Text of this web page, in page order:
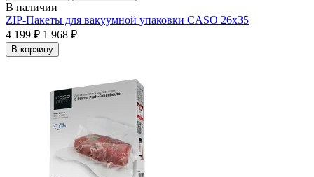
В наличии
ZIP-Пакеты для вакуумной упаковки CASO 26х35
4 199 ₽ 1 968 ₽
В корзину